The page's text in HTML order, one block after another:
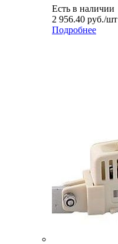
Есть в наличии
2 956.40 руб./шт
Подробнее